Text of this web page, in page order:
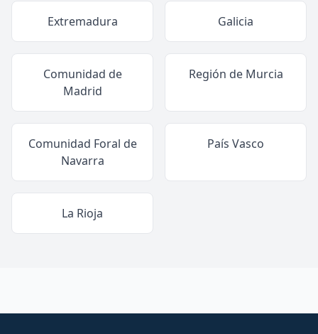
Extremadura Galicia
Comunidad de
Madrid
Región de Murcia
Comunidad Foral de
Navarra
País Vasco
La Rioja